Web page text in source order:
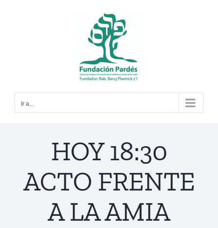
Ir a...
HOY 18:30
ACTO FRENTE
A LA AMIA